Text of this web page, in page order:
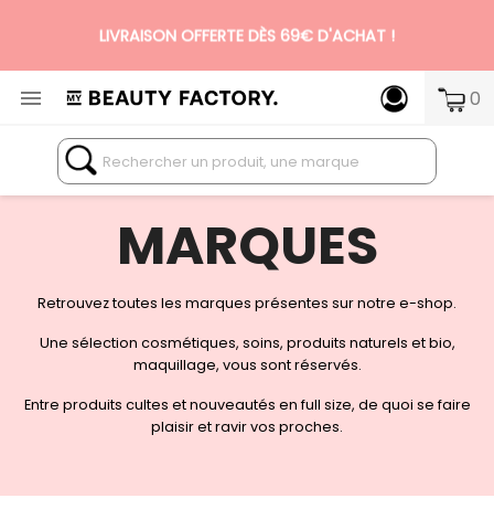
LIVRAISON OFFERTE DÈS 69€ D'ACHAT !
N°1 DES BOX BEAUTÉ PREMIUM SANS ENGAGEMENT
 0
MARQUES
Retrouvez toutes les marques présentes sur notre e-shop.
Une sélection cosmétiques, soins, produits naturels et bio,
maquillage, vous sont réservés.
Entre produits cultes et nouveautés en full size, de quoi se faire
plaisir et ravir vos proches.